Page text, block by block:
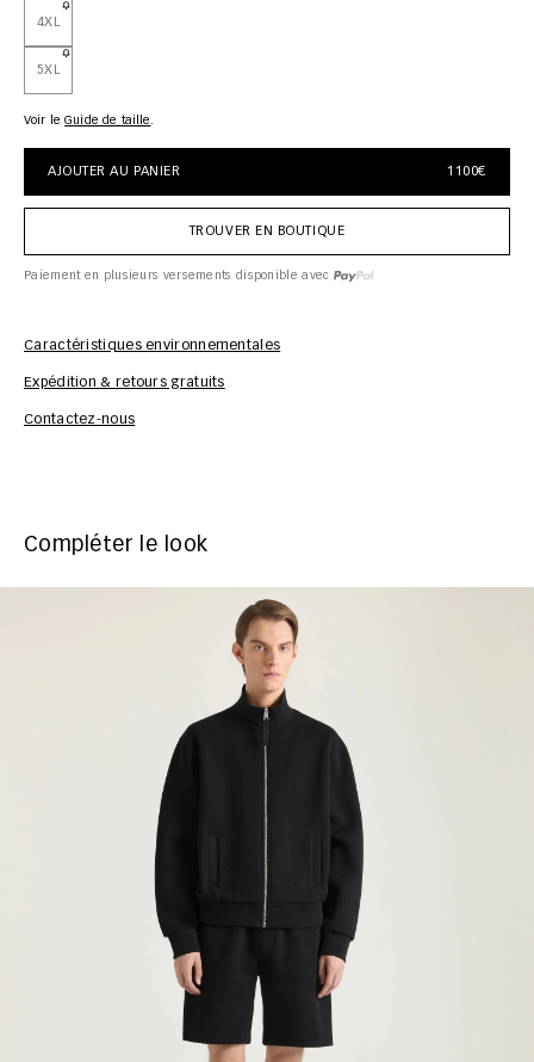
4XL
5XL
Voir le guide de taille
AJOUTER AU PANIER 1100€
TROUVER EN BOUTIQUE
Paiement en plusieurs versements disponible avec
Caractéristiques environnementales
Expédition & retours gratuits
Contactez-nous
Compléter le look